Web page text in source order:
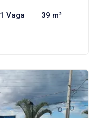
1 Vaga 39 m²